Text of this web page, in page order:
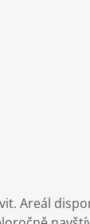
Areál